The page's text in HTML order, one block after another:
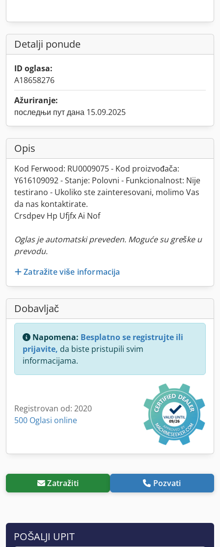
Detalji ponude
ID oglasa:
A18658276
Ažuriranje:
последњи пут дана 15.09.2025
Opis
Kod Ferwood: RU0009075 - Kod proizvođača:
Y616109092 - Stanje: Polovni - Funkcionalnost: Nije
testirano - Ukoliko ste zainteresovani, molimo Vas
da nas kontaktirate.
Crsdpev Hp Ufjfx Ai Nof
Oglas je automatski preveden. Moguće su greške u
prevodu.
Zatražite više informacija
Dobavljač
Napomena: Besplatno se registrujte ili
prijavite, da biste pristupili svim
informacijama.
Registrovan od: 2020
500 Oglasi online
Zatražiti Pozvati
POŠALJI UPIT